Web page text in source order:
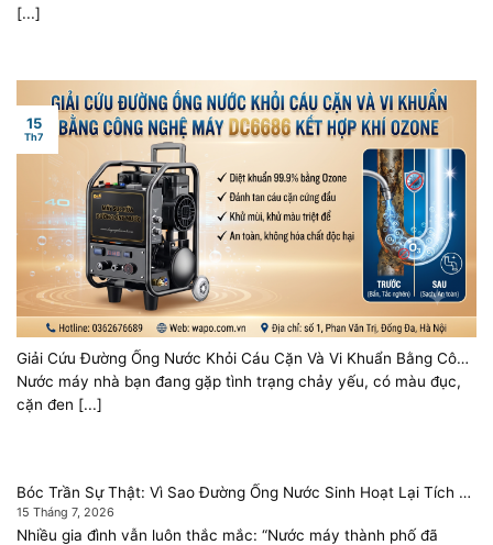
[...]
Giải Cứu Đường Ống Nước Khỏi Cáu Cặn Và Vi Khuẩn Bằng Công
Nghệ Máy DC6686 Kết Hợp Khí Ozone
Nước máy nhà bạn đang gặp tình trạng chảy yếu, có màu đục,
cặn đen [...]
15
Th7
Bóc Trần Sự Thật: Vì Sao Đường Ống Nước Sinh Hoạt Lại Tích Tụ
Nhiều Cặn Bẩn?
15 Tháng 7, 2026
Nhiều gia đình vẫn luôn thắc mắc: “Nước máy thành phố đã